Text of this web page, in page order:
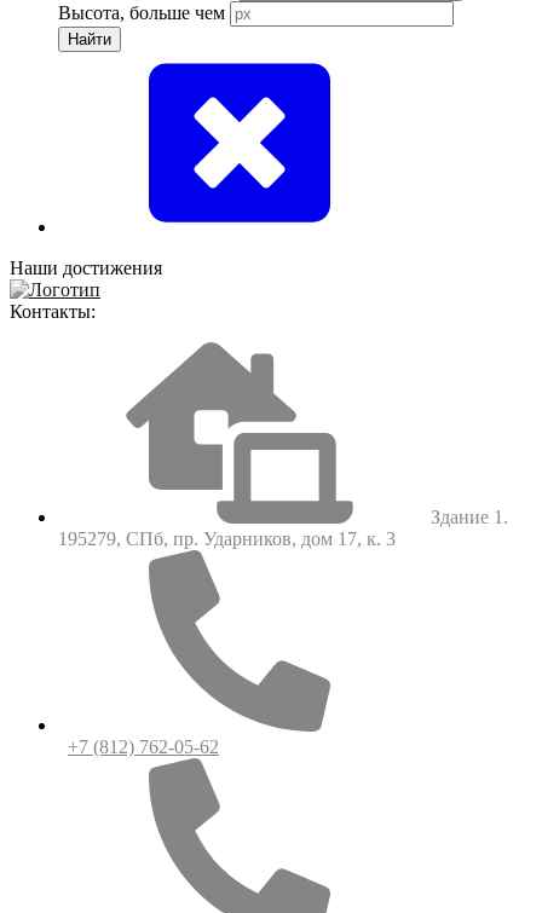
Высота, больше чем
Найти
Наши достижения
Контакты:
Здание 1.
195279, СПб, пр. Ударников, дом 17, к. 3
+7 (812) 762-05-62